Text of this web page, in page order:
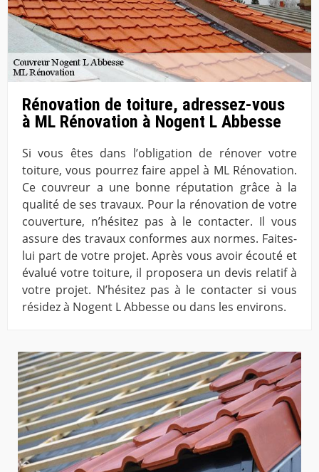
Rénovation de toiture, adressez-vous
à ML Rénovation à Nogent L Abbesse
Si vous êtes dans l’obligation de rénover votre
toiture, vous pourrez faire appel à ML Rénovation.
Ce couvreur a une bonne réputation grâce à la
qualité de ses travaux. Pour la rénovation de votre
couverture, n’hésitez pas à le contacter. Il vous
assure des travaux conformes aux normes. Faites-
lui part de votre projet. Après vous avoir écouté et
évalué votre toiture, il proposera un devis relatif à
votre projet. N’hésitez pas à le contacter si vous
résidez à Nogent L Abbesse ou dans les environs.